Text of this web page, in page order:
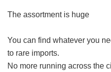
The assortment is huge
You can find whatever you
to rare imports.
No more running across the